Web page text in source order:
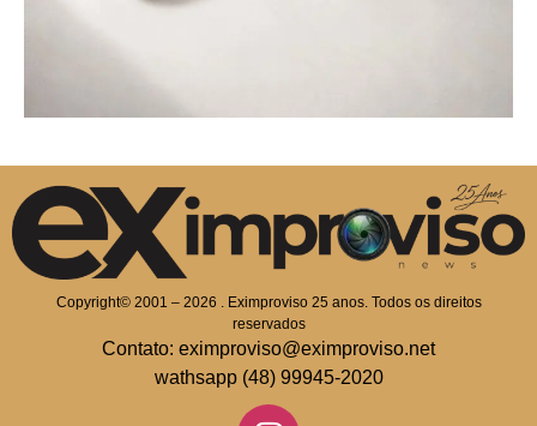
Copyright© 2001 – 2026 . Eximproviso 25 anos. Todos os direitos
reservados
Contato: eximproviso@eximproviso.net
wathsapp (48) 99945-2020